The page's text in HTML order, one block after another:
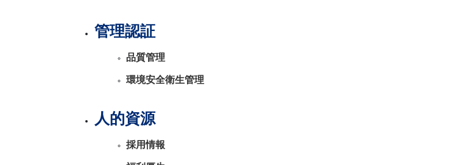
管理認証
品質管理
環境安全衛生管理
人的資源
採用情報